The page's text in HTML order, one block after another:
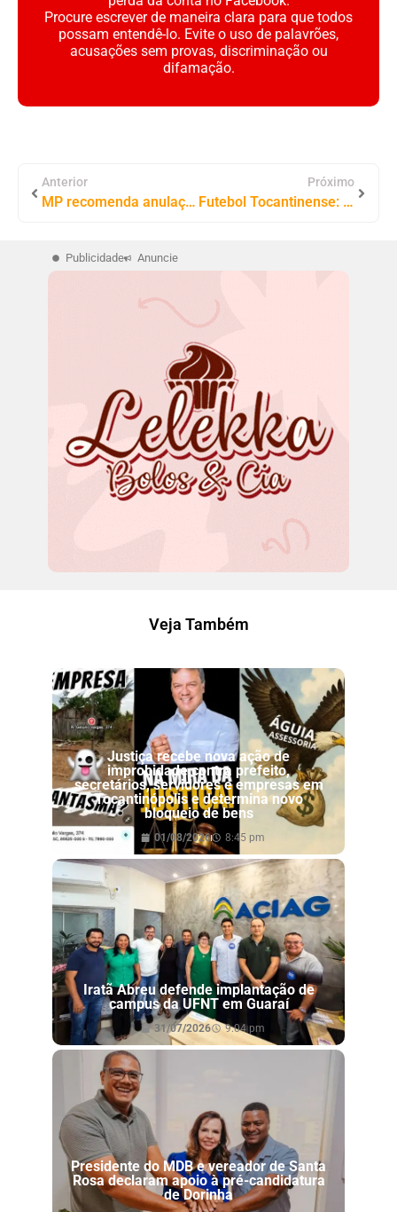
Procure escrever de maneira clara para que todos
possam entendê-lo. Evite o uso de palavrões,
acusações sem provas, discriminação ou
difamação.
Anterior
MP recomenda anulação de contrato milionário da Câmara de Alvorada
Próximo
Futebol Tocantinense: Tiba acusa “complô” contra União A.C. e diz que diretoria do Tocantinópolis matou sonho de meninos do Sub-20 por conta de um acordo
Publicidade Anuncie
Veja Também
Justiça recebe nova ação de
improbidade contra prefeito,
secretários, servidores e empresas em
Tocantinópolis e determina novo
bloqueio de bens
01/08/2026 8:45 pm
Iratã Abreu defende implantação de
campus da UFNT em Guaraí
31/07/2026 9:04 pm
Presidente do MDB e vereador de Santa
Rosa declaram apoio à pré-candidatura
de Dorinha